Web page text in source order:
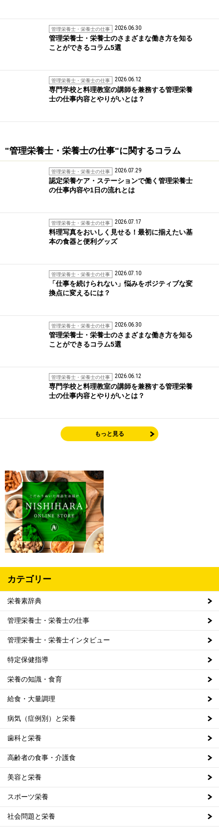
管理栄養士・栄養士の仕事 2026.06.30
管理栄養士・栄養士のさまざまな働き方を知る
ことができるコラム5選
管理栄養士・栄養士の仕事 2026.06.12
専門学校と料理教室の講師を兼務する管理栄養
士の仕事内容とやりがいとは？
"管理栄養士・栄養士の仕事"に関するコラム
管理栄養士・栄養士の仕事 2026.07.29
認定栄養ケア・ステーションで働く管理栄養士
の仕事内容や1日の流れとは
管理栄養士・栄養士の仕事 2026.07.17
料理写真をおいしく見せる！最初に揃えたい基
本の食器と便利グッズ
管理栄養士・栄養士の仕事 2026.07.10
「仕事を続けられない」悩みをポジティブな変
換点に変えるには？
管理栄養士・栄養士の仕事 2026.06.30
管理栄養士・栄養士のさまざまな働き方を知る
ことができるコラム5選
管理栄養士・栄養士の仕事 2026.06.12
専門学校と料理教室の講師を兼務する管理栄養
士の仕事内容とやりがいとは？
もっと見る
カテゴリー
栄養素辞典
管理栄養士・栄養士の仕事
管理栄養士・栄養士インタビュー
特定保健指導
栄養の知識・食育
給食・大量調理
病気（症例別）と栄養
歯科と栄養
高齢者の食事・介護食
美容と栄養
スポーツ栄養
社会問題と栄養